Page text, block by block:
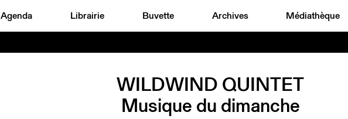
Agenda Librairie Buvette Archives Médiathèque
WILDWIND QUINTET
Musique du dimanche